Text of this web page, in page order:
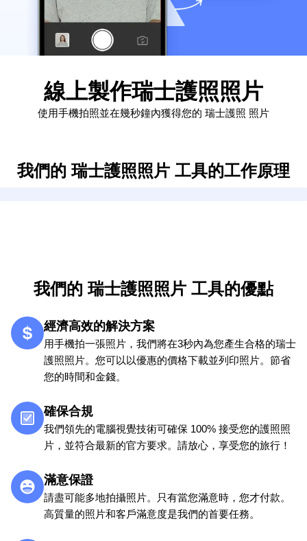
線上製作瑞士護照照片
使用手機拍照並在幾秒鐘內獲得您的 瑞士護照 照片
我們的 瑞士護照照片 工具的工作原理
我們的 瑞士護照照片 工具的優點
經濟高效的解決方案
用手機拍一張照片，我們將在3秒內為您產生合格的瑞士
護照照片。您可以以優惠的價格下載並列印照片。節省
您的時間和金錢。
確保合規
我們領先的電腦視覺技術可確保 100% 接受您的護照照
片，並符合最新的官方要求。請放心，享受您的旅行！
滿意保證
請盡可能多地拍攝照片。只有當您滿意時，您才付款。
高質量的照片和客戶滿意度是我們的首要任務。